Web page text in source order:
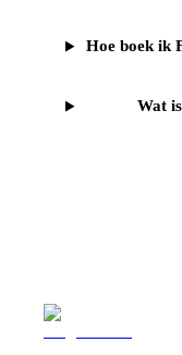
Hoe boek ik
Wat